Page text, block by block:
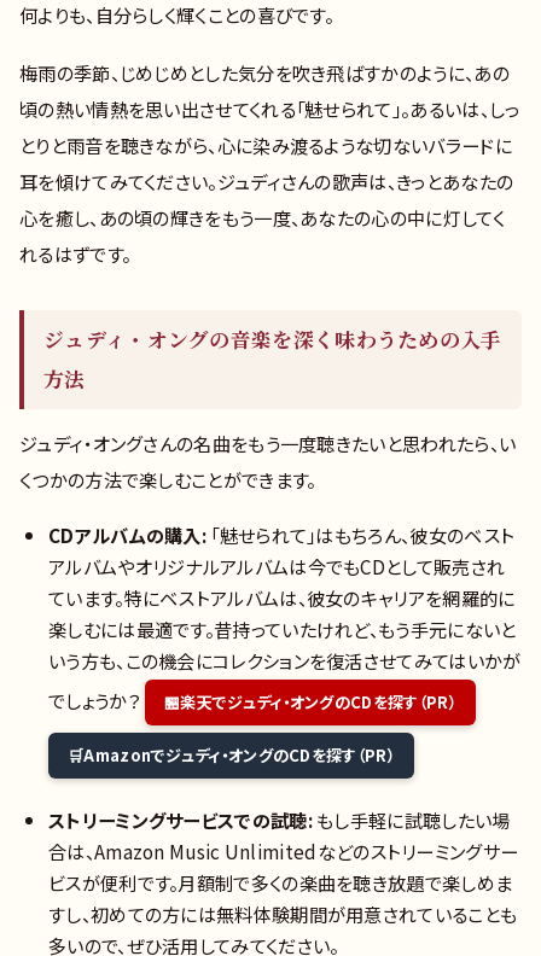
何よりも、自分らしく輝くことの喜びです。
梅雨の季節、じめじめとした気分を吹き飛ばすかのように、あの
頃の熱い情熱を思い出させてくれる「魅せられて」。あるいは、しっ
とりと雨音を聴きながら、心に染み渡るような切ないバラードに
耳を傾けてみてください。ジュディさんの歌声は、きっとあなたの
心を癒し、あの頃の輝きをもう一度、あなたの心の中に灯してく
れるはずです。
ジュディ・オングの音楽を深く味わうための入手
方法
ジュディ・オングさんの名曲をもう一度聴きたいと思われたら、い
くつかの方法で楽しむことができます。
CDアルバムの購入: 「魅せられて」はもちろん、彼女のベスト
アルバムやオリジナルアルバムは今でもCDとして販売され
ています。特にベストアルバムは、彼女のキャリアを網羅的に
楽しむには最適です。昔持っていたけれど、もう手元にないと
いう方も、この機会にコレクションを復活させてみてはいかが
でしょうか？
楽天でジュディ・オングのCDを探す（PR）
Amazonでジュディ・オングのCDを探す（PR）
ストリーミングサービスでの試聴:もし手軽に試聴したい場
合は、Amazon Music Unlimitedなどのストリーミングサー
ビスが便利です。月額制で多くの楽曲を聴き放題で楽しめま
すし、初めての方には無料体験期間が用意されていることも
多いので、ぜひ活用してみてください。